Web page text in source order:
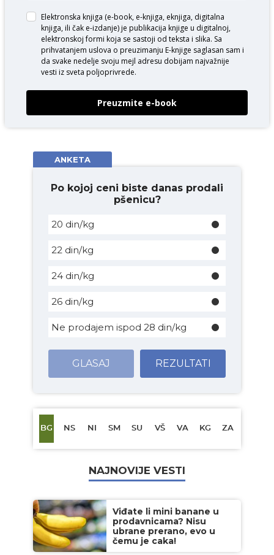
Elektronska knjiga (e-book, e-knjiga, eknjiga, digitalna
knjiga, ili čak e-izdanje) je publikacija knjige u digitalnoj,
elektronskoj formi koja se sastoji od teksta i slika. Sa
prihvatanjem uslova o preuzimanju E-knjige saglasan sam i
da svake nedelje svoju mejl adresu dobijam najvažnije
vesti iz sveta poljoprivrede.
Preuzmite e-book
ANKETA
Po kojoj ceni biste danas prodali
pšenicu?
20 din/kg
22 din/kg
24 din/kg
26 din/kg
Ne prodajem ispod 28 din/kg
GLASAJ REZULTATI
BG NS NI SM SU VŠ VA KG ZA
NAJNOVIJE VESTI
Viđate li mini banane u
prodavnicama? Nisu
ubrane prerano, evo u
čemu je caka!